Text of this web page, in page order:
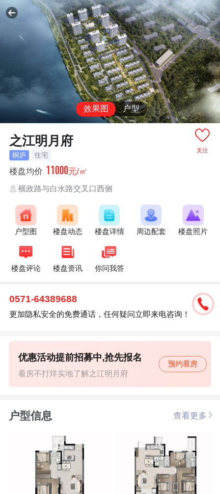
效果图 户型
关注
之江明月府
桐庐 住宅
楼盘均价 11000元/㎡
横政路与白水路交叉口西侧
户型图 楼盘动态 楼盘详情 周边配套 楼盘照片
楼盘评论 楼盘资讯 你问我答
0571-64389688
更加隐私安全的免费通话，任何疑问立即来电咨询！
看房不打烊实地了解之江明月府
优惠活动提前招募中,抢先报名
预约看房
户型信息 查看更多